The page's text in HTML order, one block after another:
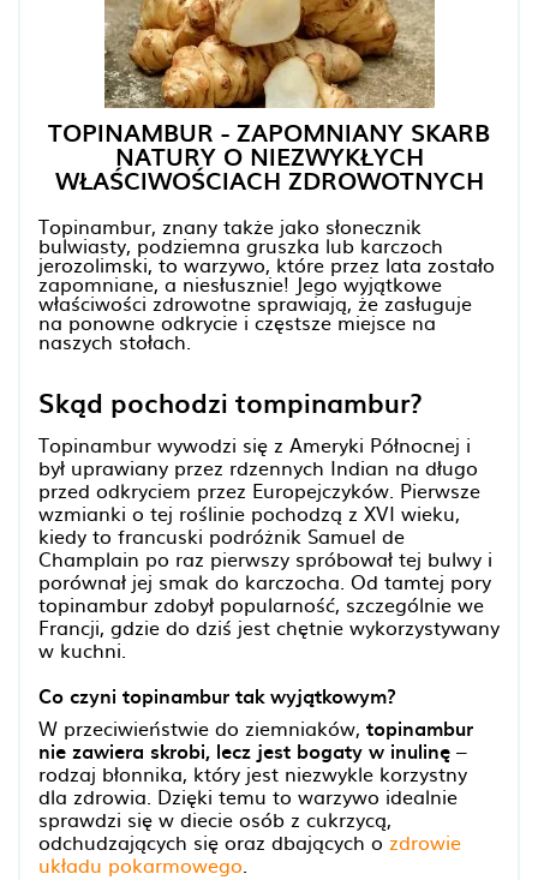
TOPINAMBUR - ZAPOMNIANY SKARB
NATURY O NIEZWYKŁYCH
WŁAŚCIWOŚCIACH ZDROWOTNYCH
Topinambur, znany także jako słonecznik
bulwiasty, podziemna gruszka lub karczoch
jerozolimski, to warzywo, które przez lata zostało
zapomniane, a niesłusznie! Jego wyjątkowe
właściwości zdrowotne sprawiają, że zasługuje
na ponowne odkrycie i częstsze miejsce na
naszych stołach.
Skąd pochodzi tompinambur?
Topinambur wywodzi się z Ameryki Północnej i
był uprawiany przez rdzennych Indian na długo
przed odkryciem przez Europejczyków. Pierwsze
wzmianki o tej roślinie pochodzą z XVI wieku,
kiedy to francuski podróżnik Samuel de
Champlain po raz pierwszy spróbował tej bulwy i
porównał jej smak do karczocha. Od tamtej pory
topinambur zdobył popularność, szczególnie we
Francji, gdzie do dziś jest chętnie wykorzystywany
w kuchni.
Co czyni topinambur tak wyjątkowym?
W przeciwieństwie do ziemniaków, topinambur
nie zawiera skrobi, lecz jest bogaty w inulinę –
rodzaj błonnika, który jest niezwykle korzystny
dla zdrowia. Dzięki temu to warzywo idealnie
sprawdzi się w diecie osób z cukrzycą,
odchudzających się oraz dbających o zdrowie
układu pokarmowego.